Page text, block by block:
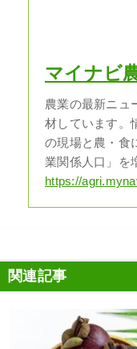
マイナビ
農業の最新ニュ
材しています。
の現場と農・食
業関係人口」を
https://
関連記事